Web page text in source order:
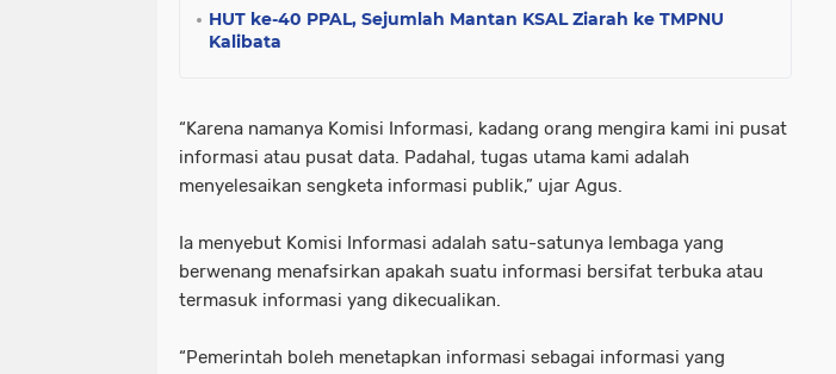
HUT ke-40 PPAL, Sejumlah Mantan KSAL Ziarah ke TMPNU
Kalibata
“Karena namanya Komisi Informasi, kadang orang mengira kami ini pusat
informasi atau pusat data. Padahal, tugas utama kami adalah
menyelesaikan sengketa informasi publik,” ujar Agus.
Ia menyebut Komisi Informasi adalah satu-satunya lembaga yang
berwenang menafsirkan apakah suatu informasi bersifat terbuka atau
termasuk informasi yang dikecualikan.
“Pemerintah boleh menetapkan informasi sebagai informasi yang